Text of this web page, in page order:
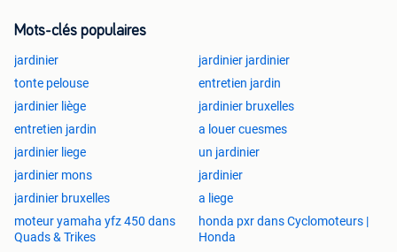
sécurisé.
Désherbage et nettoyage du jardin
Le désherbage est une tâche souvent longue et fatigante.
Un jardinier peut vous aider à :
enlever les mauvaises herbes
nettoyer les massifs de fleurs
ramasser les feuilles mortes
évacuer les déchets verts
Sans entretien régulier, un jardin peut rapidement devenir
envahi par les mauvaises herbes et perdre son aspect
agréable.
Mots-clés populaires
jardinier
jardinier jardinier
tonte pelouse
entretien jardin
jardinier liège
jardinier bruxelles
entretien jardin
a louer cuesmes
jardinier liege
un jardinier
jardinier mons
jardinier
jardinier bruxelles
a liege
moteur yamaha yfz 450 dans
Quads & Trikes
honda pxr dans Cyclomoteurs |
Honda